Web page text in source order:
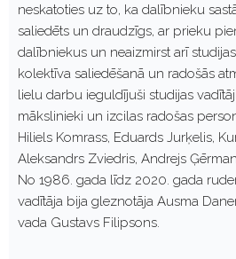
neskatoties uz to, ka dalībnieku
saliedēts un draudzīgs, ar prieku
dalībniekus un neaizmirst arī
kolektīva saliedēšanā un radošās
lielu darbu ieguldījuši studijas
mākslinieki un izcilas radošas
Hiliels Komrass, Eduards Jurķelis,
Aleksandrs Zviedris, Andrejs
No 1986. gada līdz 2020. gada
vadītāja bija gleznotāja Ausma
vada Gustavs Filipsons.